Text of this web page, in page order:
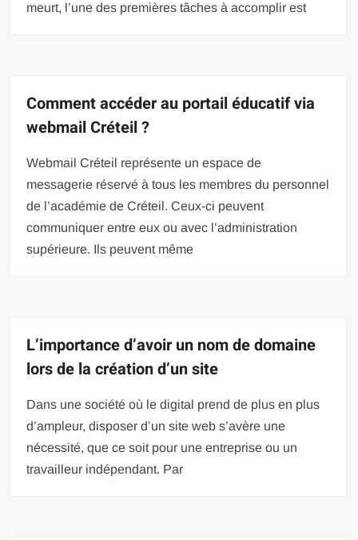
meurt, l’une des premières tâches à accomplir est
Comment accéder au portail éducatif via
webmail Créteil ?
Webmail Créteil représente un espace de
messagerie réservé à tous les membres du personnel
de l’académie de Créteil. Ceux-ci peuvent
communiquer entre eux ou avec l’administration
supérieure. Ils peuvent même
L’importance d’avoir un nom de domaine
lors de la création d’un site
Dans une société où le digital prend de plus en plus
d’ampleur, disposer d’un site web s’avère une
nécessité, que ce soit pour une entreprise ou un
travailleur indépendant. Par